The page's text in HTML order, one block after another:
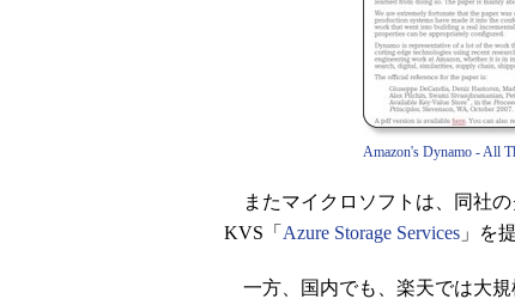
Amazon's Dynamo - All
またマイクロソフトは、同社の
KVS「 Azure Storage Services 」を
一方、国内でも、楽天では大